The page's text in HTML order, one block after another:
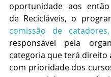
oportunidade aos
comissão de catadores,
responsável pela
categoria que terá direito
com prioridade dos